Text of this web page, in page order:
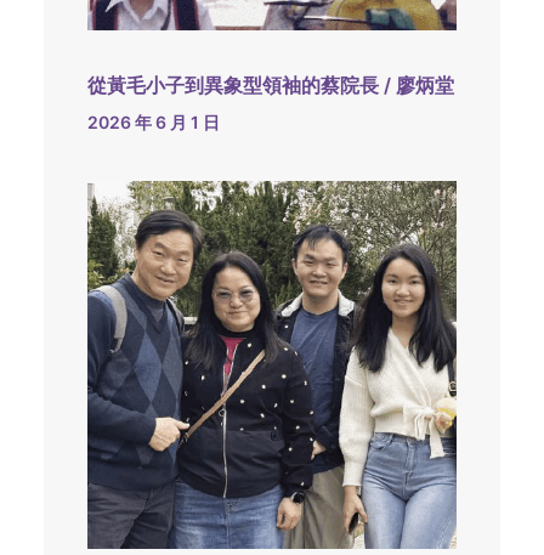
從黃毛小子到異象型領袖的蔡院長 / 廖炳堂
2026 年 6 月 1 日